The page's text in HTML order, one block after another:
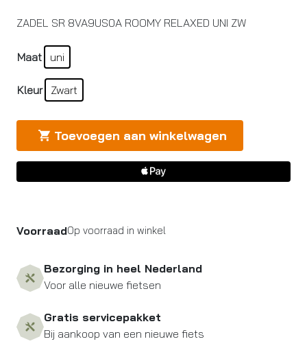
ZADEL SR 8VA9US0A ROOMY RELAXED UNI ZW
Maat uni
Kleur Zwart
Toevoegen aan winkelwagen
VoorraadOp voorraad in winkel
Bezorging in heel Nederland
Voor alle nieuwe fietsen
Gratis servicepakket
Bij aankoop van een nieuwe fiets